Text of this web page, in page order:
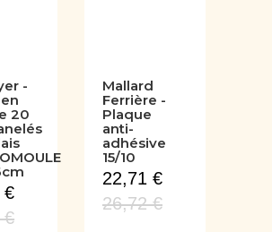
-
20
€
Mallard
Ferrière -
Plaque
anti-
adhésive
15/10
22,71 €